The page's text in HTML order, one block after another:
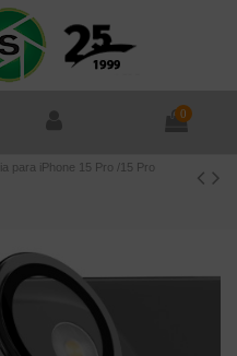
0
para iPhone 15 Pro /15 Pro